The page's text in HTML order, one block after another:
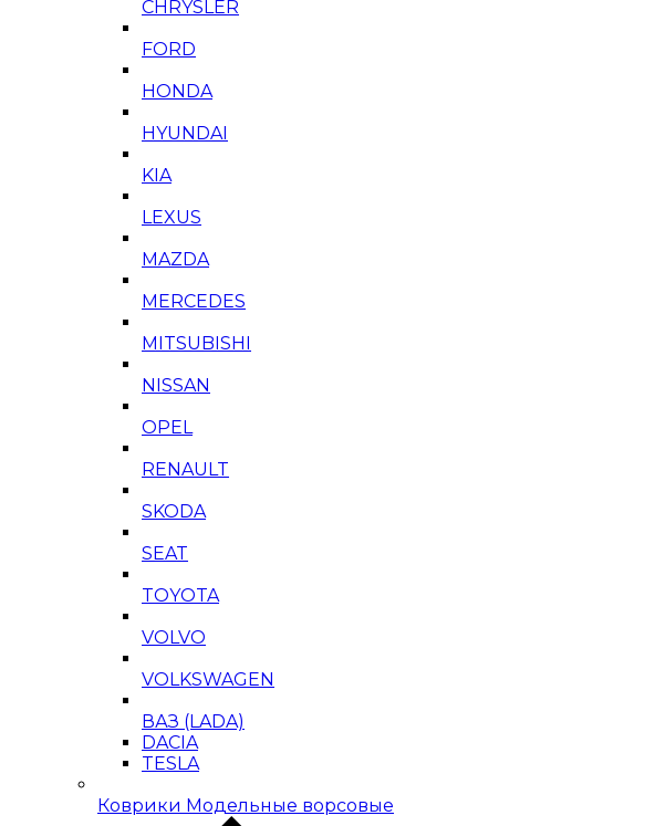
CHRYSLER
FORD
HONDA
HYUNDAI
KIA
LEXUS
MAZDA
MERCEDES
MITSUBISHI
NISSAN
OPEL
RENAULT
SKODA
SEAT
TOYOTA
VOLVO
VOLKSWAGEN
ВАЗ (LADA)
DACIA
TESLA
Коврики Модельные ворсовые